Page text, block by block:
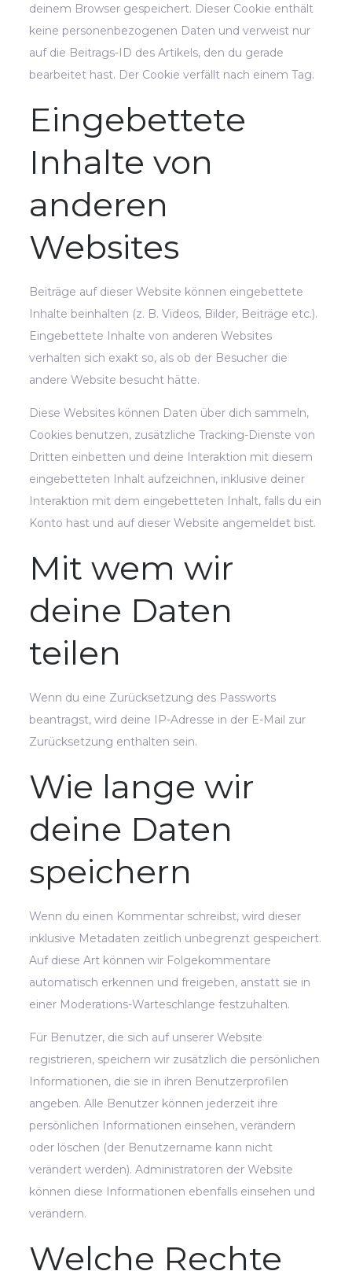
deinem Browser gespeichert. Dieser Cookie enthält
keine personenbezogenen Daten und verweist nur
auf die Beitrags-ID des Artikels, den du gerade
bearbeitet hast. Der Cookie verfällt nach einem Tag.
Eingebettete
Inhalte von
anderen
Websites
Beiträge auf dieser Website können eingebettete
Inhalte beinhalten (z. B. Videos, Bilder, Beiträge etc.).
Eingebettete Inhalte von anderen Websites
verhalten sich exakt so, als ob der Besucher die
andere Website besucht hätte.
Diese Websites können Daten über dich sammeln,
Cookies benutzen, zusätzliche Tracking-Dienste von
Dritten einbetten und deine Interaktion mit diesem
eingebetteten Inhalt aufzeichnen, inklusive deiner
Interaktion mit dem eingebetteten Inhalt, falls du ein
Konto hast und auf dieser Website angemeldet bist.
Mit wem wir
deine Daten
teilen
Wenn du eine Zurücksetzung des Passworts
beantragst, wird deine IP-Adresse in der E-Mail zur
Zurücksetzung enthalten sein.
Wie lange wir
deine Daten
speichern
Wenn du einen Kommentar schreibst, wird dieser
inklusive Metadaten zeitlich unbegrenzt gespeichert.
Auf diese Art können wir Folgekommentare
automatisch erkennen und freigeben, anstatt sie in
einer Moderations-Warteschlange festzuhalten.
Für Benutzer, die sich auf unserer Website
registrieren, speichern wir zusätzlich die persönlichen
Informationen, die sie in ihren Benutzerprofilen
angeben. Alle Benutzer können jederzeit ihre
persönlichen Informationen einsehen, verändern
oder löschen (der Benutzername kann nicht
verändert werden). Administratoren der Website
können diese Informationen ebenfalls einsehen und
verändern.
Welche Rechte